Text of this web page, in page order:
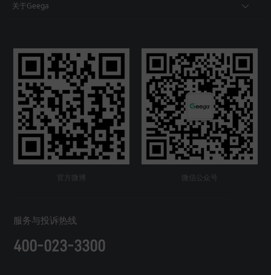
关于Geega
官方微博 微信公众号
服务与投诉热线
400-023-3300